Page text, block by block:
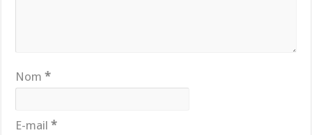
Nom*
E-mail*